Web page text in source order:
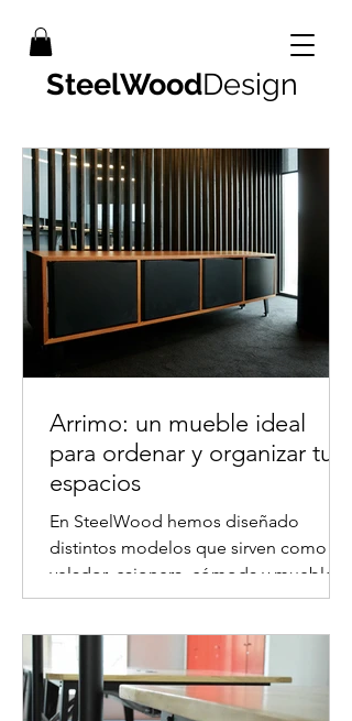
SteelWoodDesign
Arrimo: un mueble ideal
para ordenar y organizar tus
espacios
En SteelWood hemos diseñado
distintos modelos que sirven como
velador, cajonera, cómoda y muebles
de apoyo, entre otros. Los arrimos...